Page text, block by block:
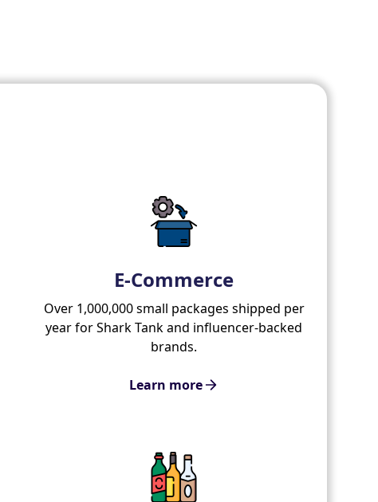
E-Commerce
Over 1,000,000 small packages shipped per
year for Shark Tank and influencer-backed
brands.
Learn more